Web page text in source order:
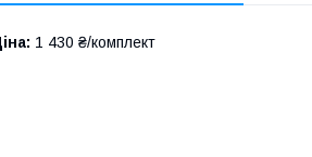
1 430 ₴/комплект